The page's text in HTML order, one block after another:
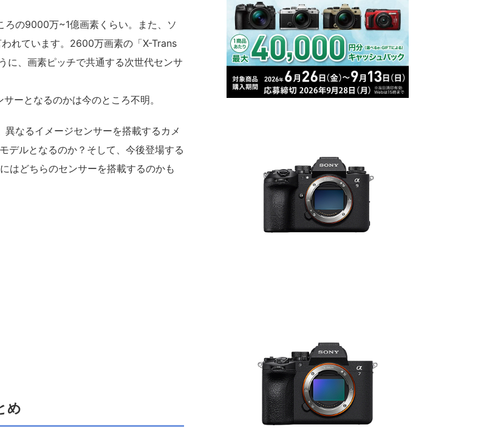
の9000万~1億画素くらい。また、ソ
れています。2600万画素の「X-Trans
に、画素ピッチで共通する次世代センサ
ーとなるのかは今のところ不明。
なるイメージセンサーを搭載するカメ
デルとなるのか？そして、今後登場する
はどちらのセンサーを搭載するのかも
め